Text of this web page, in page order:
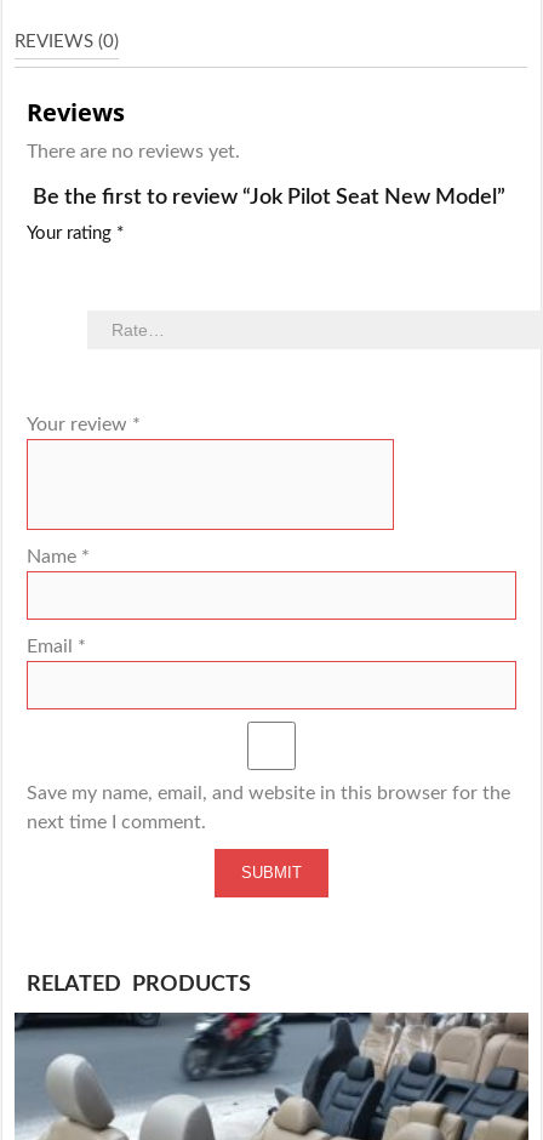
REVIEWS (0)
Reviews
There are no reviews yet.
Be the first to review “Jok Pilot Seat New Model”
Your rating *
Your review *
Name *
Email *
Save my name, email, and website in this browser for the
next time I comment.
RELATED PRODUCTS